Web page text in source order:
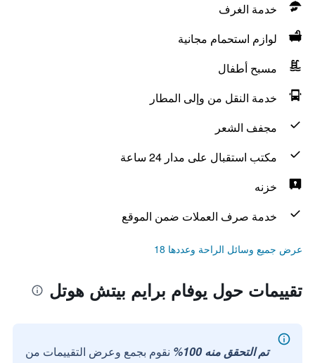
خدمة الغرف
لوازم استحمام مجانية
مسبح أطفال
خدمة النقل من وإلى المطار
مجفف الشعر
مكتب استقبال على مدار 24 ساعة
خزنه
خدمة صرف العملات ضمن الموقع
عرض جميع وسائل الراحة وعددها 18
تقييمات حول يوفام برايم بيتش هوتل
تم التحقق منه 100%
نقوم بجمع وعرض التقييمات من